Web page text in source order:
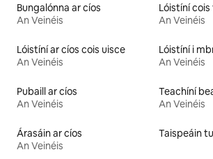
Bungalónna ar cíos
An Veinéis
Lóistíní
An Veinéis
Lóistíní ar cíos cois uisce
An Veinéis
Lóistíní i
An Veinéis
Pubaill ar cíos
An Veinéis
Teachíní
An Veinéis
Árasáin ar cíos
An Veinéis
Taispeáin